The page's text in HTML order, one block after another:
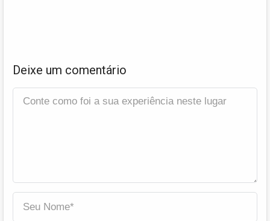
Deixe um comentário